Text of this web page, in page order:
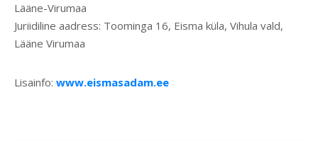
Lääne-Virumaa
Juriidiline aadress: Toominga 16, Eisma küla, Vihula vald,
Lääne Virumaa
Lisainfo: www.eismasadam.ee